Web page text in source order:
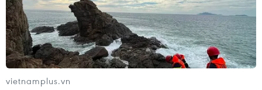
vietnamplus.vn